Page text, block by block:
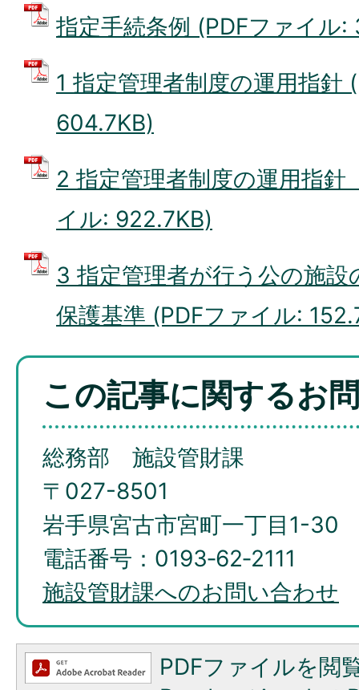
指定手続条例 (PDFファイル:
1 指定管理者制度の運用指針
604.7KB)
2 指定管理者制度の運用指針
イル: 922.7KB)
3 指定管理者が行う公の施設
保護基準 (PDFファイル:
この記事に関するお
総務部 施設管財課
〒027-8501
岩手県宮古市宮町一丁目1-30
電話番号：0193‐62‐2111
施設管財課へのお問い合わせ
PDFファイルを閲